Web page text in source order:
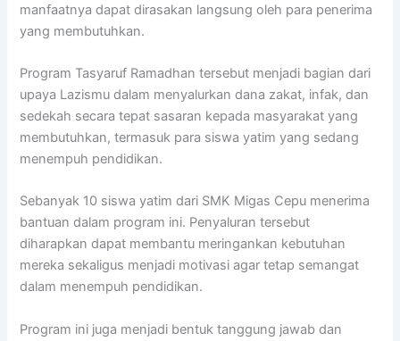
manfaatnya dapat dirasakan langsung oleh para penerima
yang membutuhkan.
Program Tasyaruf Ramadhan tersebut menjadi bagian dari
upaya Lazismu dalam menyalurkan dana zakat, infak, dan
sedekah secara tepat sasaran kepada masyarakat yang
membutuhkan, termasuk para siswa yatim yang sedang
menempuh pendidikan.
Sebanyak 10 siswa yatim dari SMK Migas Cepu menerima
bantuan dalam program ini. Penyaluran tersebut
diharapkan dapat membantu meringankan kebutuhan
mereka sekaligus menjadi motivasi agar tetap semangat
dalam menempuh pendidikan.
Program ini juga menjadi bentuk tanggung jawab dan